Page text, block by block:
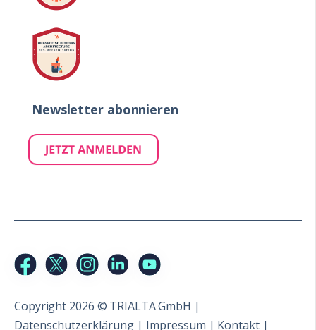
Newsletter abonnieren
Copyright 2026 © TRIALTA GmbH |
Datenschutzerklärung | Impressum | Kontakt |